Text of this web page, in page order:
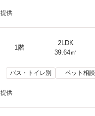
提供
1階
2LDK
39.64㎡
バス・トイレ別 ペット相談
提供